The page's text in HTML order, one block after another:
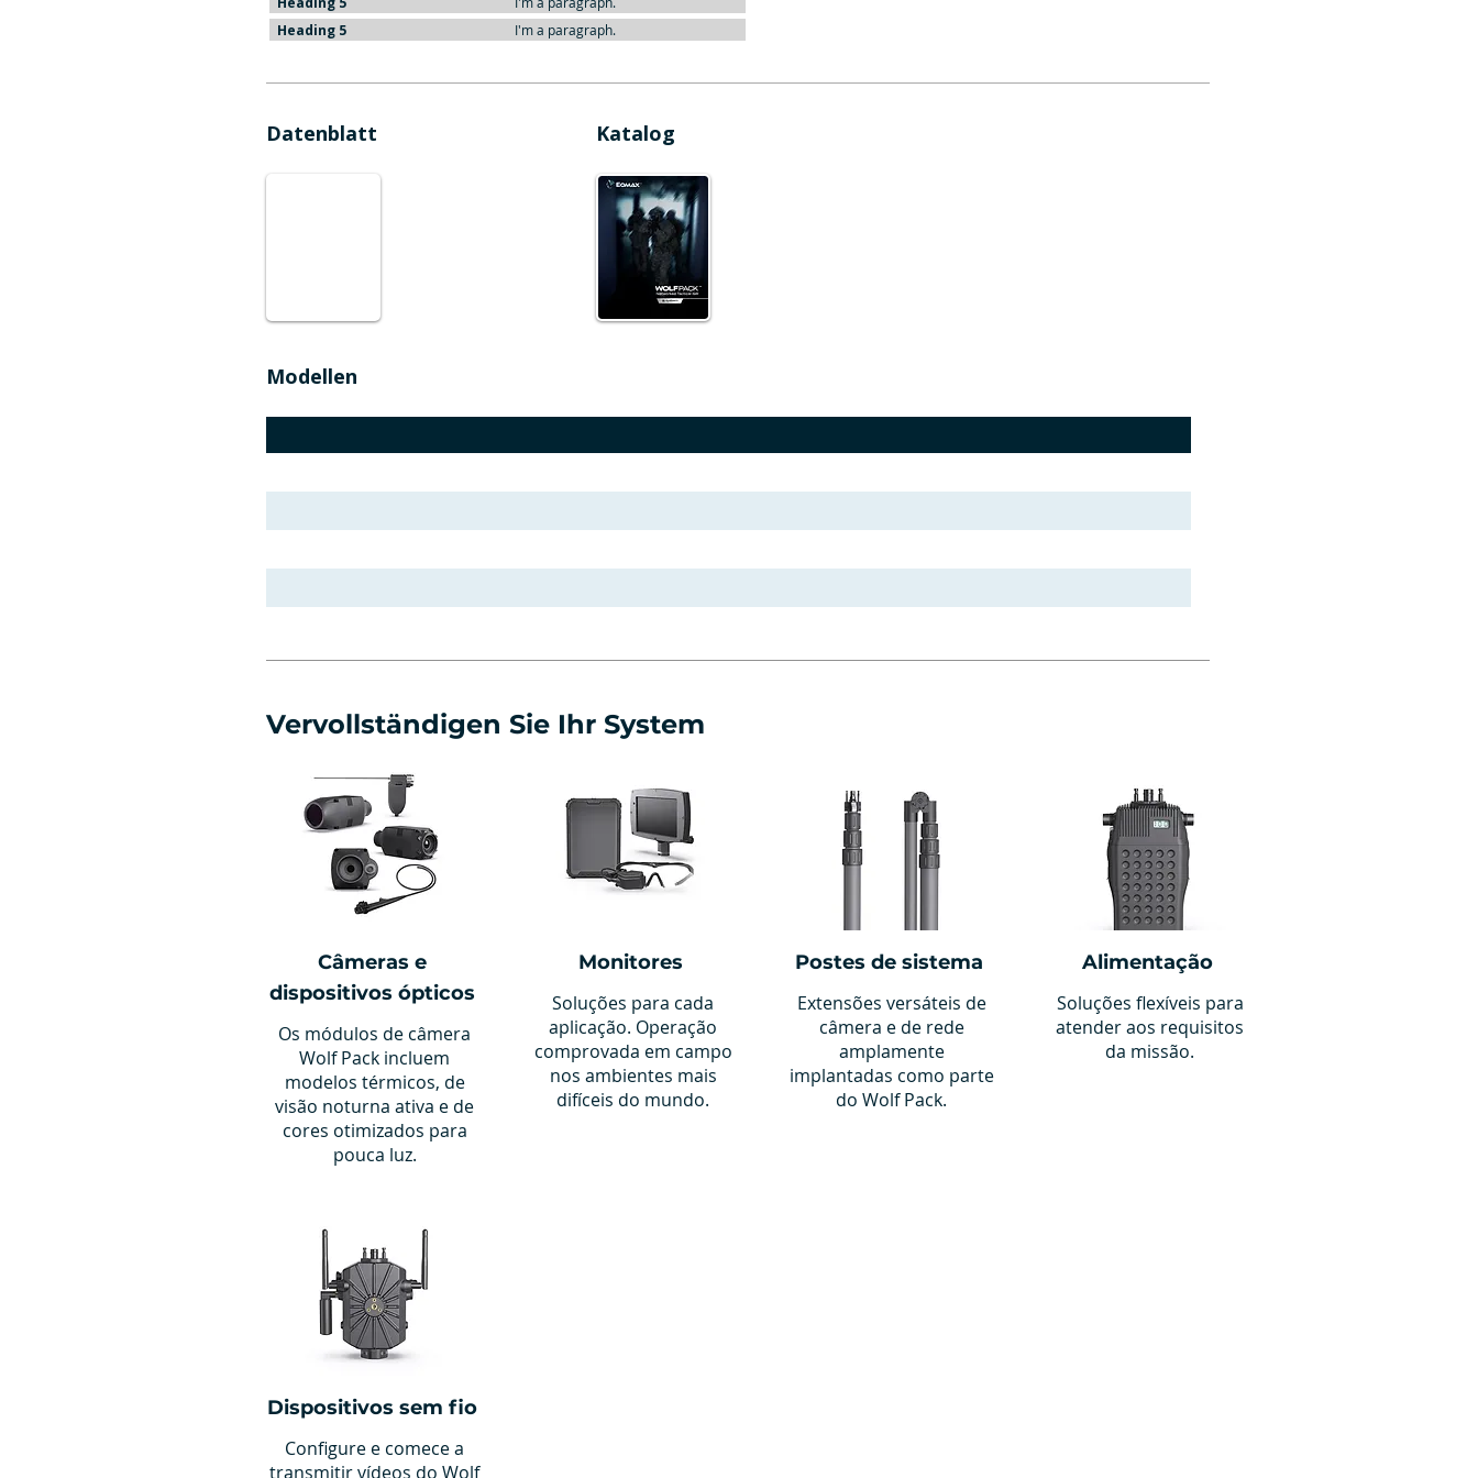
Heading 5 I'm a paragraph.
Datenblatt Katalog
Modellen
Vervollständigen Sie Ihr System
Câmeras e
dispositivos ópticos
Os módulos de câmera
Wolf Pack incluem
modelos térmicos, de
visão noturna ativa e de
cores otimizados para
pouca luz.
Dispositivos sem fio
Configure e comece a
transmitir vídeos do Wolf
Monitores
Soluções para cada
aplicação. Operação
comprovada em campo
nos ambientes mais
difíceis do mundo.
Postes de sistema
Extensões versáteis de
câmera e de rede
amplamente
implantadas como parte
do Wolf Pack.
Alimentação
Soluções flexíveis para
atender aos requisitos
da missão.